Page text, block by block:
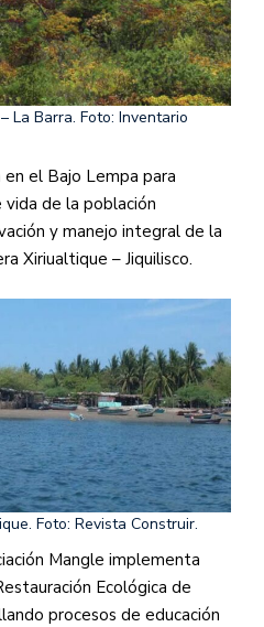
La Barra. Foto: Inventario
el Bajo Lempa para
vida de la población
y manejo integral de la
Xiriualtique – Jiquilisco.
Foto: Revista Construir.
Mangle implementa
Ecológica de
procesos de educación